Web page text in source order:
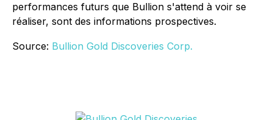
performances futurs que Bullion s'attend à voir se
réaliser, sont des informations prospectives.
Source: Bullion Gold Discoveries Corp.